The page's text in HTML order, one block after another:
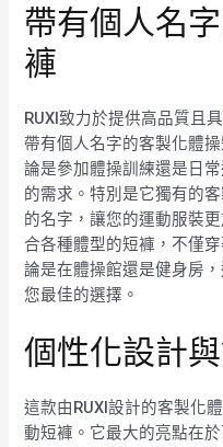
帶有個人名
褲
RUXI致力於提供高品質且
帶有個人名字的客製化體
論是參加體操訓練還是日
的需求。特別是它獨有的
的名字，讓您的運動服裝
合各種體型的短褲，不僅
論是在體操館還是健身房
您最佳的選擇。
個性化設計
這款由RUXI設計的客製化
動短褲。它最大的亮點在